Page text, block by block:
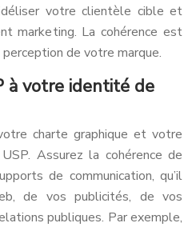
votre clientèle cible et
marketing. La cohérence est
de votre marque.
à votre identité de
charte graphique et votre
Assurez la cohérence de
de communication, qu’il
de vos publicités, de vos
publiques. Par exemple,